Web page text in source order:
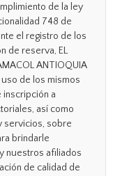
de la ley
748 de
el registro de los
de reserva, EL
ANTIOQUIA
de los mismos
inscripción a
así como
servicios, sobre
brindarle
nuestros afiliados
de calidad de